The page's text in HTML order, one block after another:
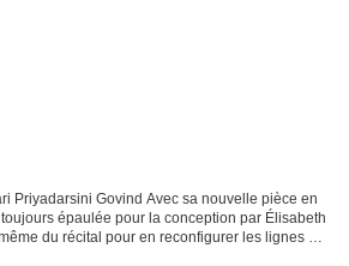
Priyadarsini Govind Avec sa nouvelle pièce en
épaulée pour la conception par Élisabeth
du récital pour en reconfigurer les lignes de